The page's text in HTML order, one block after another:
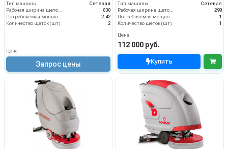
Тип машины
Сетевая
830
2.42
Количество щеток (шт)
2
Цена
Запрос цены
Тип машины
Сетевая
290
1
Количество щеток (шт)
1
Цена
112 000 руб.
Купить